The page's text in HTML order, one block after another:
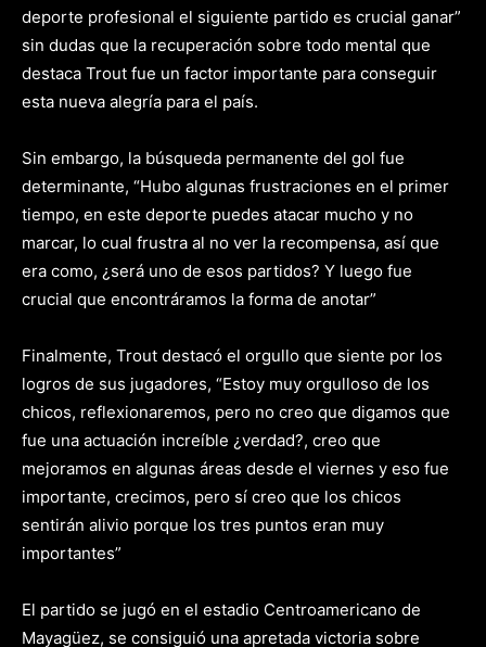
deporte profesional el siguiente partido es crucial ganar”
sin dudas que la recuperación sobre todo mental que
destaca Trout fue un factor importante para conseguir
esta nueva alegría para el país.
Sin embargo, la búsqueda permanente del gol fue
determinante, “Hubo algunas frustraciones en el primer
tiempo, en este deporte puedes atacar mucho y no
marcar, lo cual frustra al no ver la recompensa, así que
era como, ¿será uno de esos partidos? Y luego fue
crucial que encontráramos la forma de anotar”
Finalmente, Trout destacó el orgullo que siente por los
logros de sus jugadores, “Estoy muy orgulloso de los
chicos, reflexionaremos, pero no creo que digamos que
fue una actuación increíble ¿verdad?, creo que
mejoramos en algunas áreas desde el viernes y eso fue
importante, crecimos, pero sí creo que los chicos
sentirán alivio porque los tres puntos eran muy
importantes”
El partido se jugó en el estadio Centroamericano de
Mayagüez, se consiguió una apretada victoria sobre